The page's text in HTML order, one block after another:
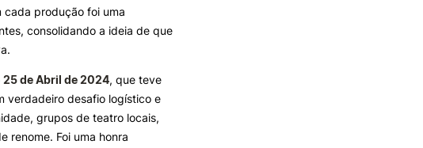
cada produção foi uma
consolidando a ideia de que
25 de Abril de 2024, que teve
verdadeiro desafio logístico e
grupos de teatro locais,
renome. Foi uma honra